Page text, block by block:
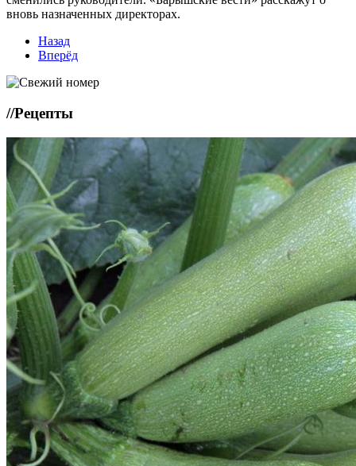
вновь назначенных директорах.
Назад
Вперёд
//Рецепты